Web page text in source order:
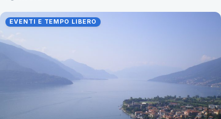
EVENTI E TEMPO LIBERO